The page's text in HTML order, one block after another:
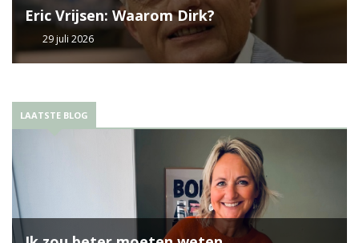
Eric Vrijsen: Waarom Dirk?
29 juli 2026
LAATSTE BLOG